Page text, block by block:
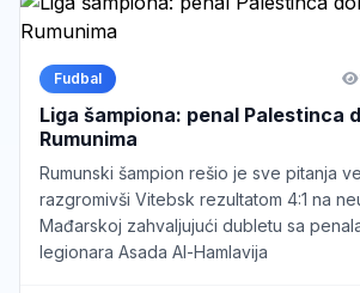
Fudbal
Liga šampiona: penal Palestinca
Rumunima
Rumunski šampion rešio je sve pitanja
razgromivši Vitebsk rezultatom 4:1 na
Mađarskoj zahvaljujući dubletu sa
legionara Asada Al-Hamlavija